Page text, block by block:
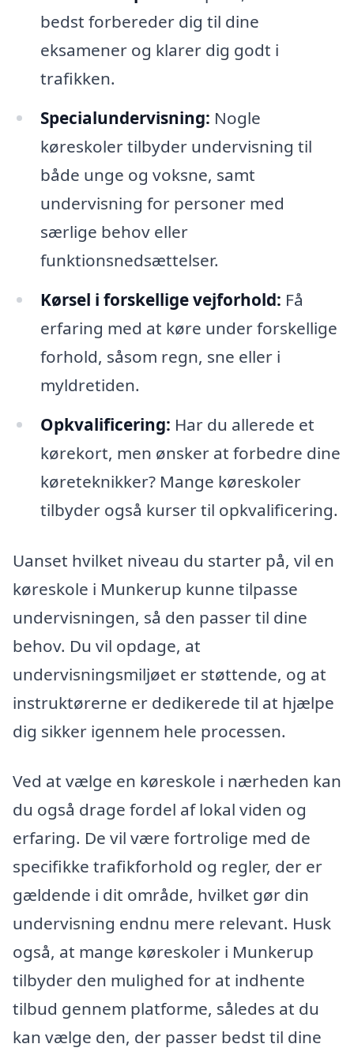
bedst forbereder dig til dine
eksamener og klarer dig godt i
trafikken.
Specialundervisning: Nogle
køreskoler tilbyder undervisning til
både unge og voksne, samt
undervisning for personer med
særlige behov eller
funktionsnedsættelser.
Kørsel i forskellige vejforhold: Få
erfaring med at køre under forskellige
forhold, såsom regn, sne eller i
myldretiden.
Opkvalificering: Har du allerede et
kørekort, men ønsker at forbedre dine
køreteknikker? Mange køreskoler
tilbyder også kurser til opkvalificering.
Uanset hvilket niveau du starter på, vil en
køreskole i Munkerup kunne tilpasse
undervisningen, så den passer til dine
behov. Du vil opdage, at
undervisningsmiljøet er støttende, og at
instruktørerne er dedikerede til at hjælpe
dig sikker igennem hele processen.
Ved at vælge en køreskole i nærheden kan
du også drage fordel af lokal viden og
erfaring. De vil være fortrolige med de
specifikke trafikforhold og regler, der er
gældende i dit område, hvilket gør din
undervisning endnu mere relevant. Husk
også, at mange køreskoler i Munkerup
tilbyder den mulighed for at indhente
tilbud gennem platforme, således at du
kan vælge den, der passer bedst til dine